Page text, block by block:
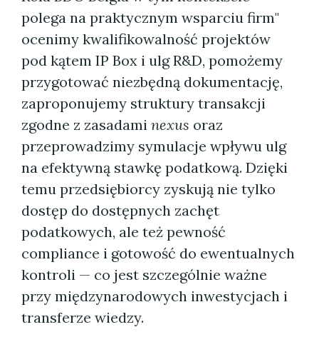
polega na praktycznym wsparciu firm"
ocenimy kwalifikowalność projektów
pod kątem IP Box i ulg R&D, pomożemy
przygotować niezbędną dokumentację,
zaproponujemy struktury transakcji
zgodne z zasadami nexus oraz
przeprowadzimy symulacje wpływu ulg
na efektywną stawkę podatkową. Dzięki
temu przedsiębiorcy zyskują nie tylko
dostęp do dostępnych zachęt
podatkowych, ale też pewność
compliance i gotowość do ewentualnych
kontroli — co jest szczególnie ważne
przy międzynarodowych inwestycjach i
transferze wiedzy.